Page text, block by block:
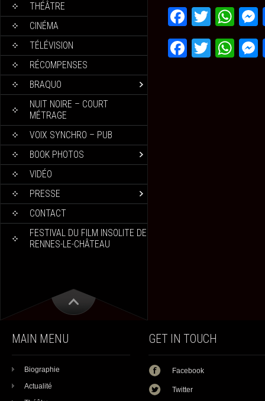
THÉÂTRE
CINÉMA
TÉLÉVISION
RÉCOMPENSES
BRAQUO
NUIT NOIRE – COURT
MÉTRAGE
VOIX SYNCHRO – PUB
BOOK PHOTOS
VIDÉO
PRESSE
CONTACT
FESTIVAL DU FILM INSOLITE DE
RENNES-LE-CHÂTEAU
MAIN MENU
Biographie
Actualité
GET IN TOUCH
Facebook
Twitter